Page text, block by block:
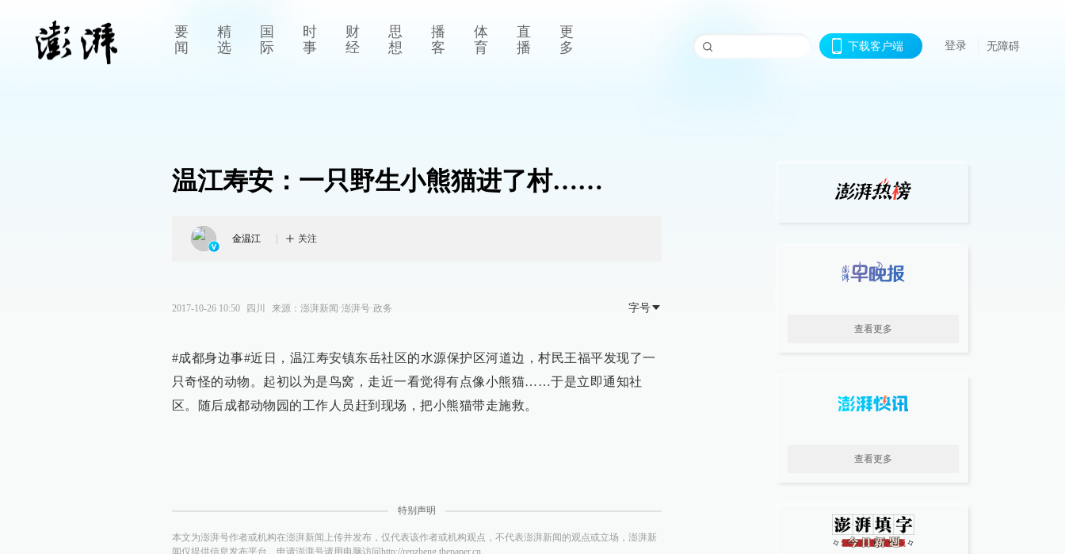
要
闻
精
选
国
际
时
事
财
经
思
想
播
客
体
育
直
播
更
多
下载客户端 登录 无障碍
温江寿安：一只野生小熊猫进了村……
金温江 关注
2017-10-26 10:50 四川 来源： 澎湃新闻·澎湃号·政务 字号
#成都身边事#近日，温江寿安镇东岳社区的水源保护区河道边，村民王福平发现了一
只奇怪的动物。起初以为是鸟窝，走近一看觉得有点像小熊猫……于是立即通知社
区。随后成都动物园的工作人员赶到现场，把小熊猫带走施救。
特别声明
本文为澎湃号作者或机构在澎湃新闻上传并发布，仅代表该作者或机构观点，不代表澎湃新闻的观点或立场，澎湃新
闻仅提供信息发布平台。申请澎湃号请用电脑访问http://renzheng.thepaper.cn。
查看更多
查看更多